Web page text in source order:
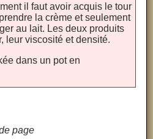
il faut avoir acquis le tour
la crème et seulement
au lait. Les deux produits
leur viscosité et densité.
dans un pot en
page